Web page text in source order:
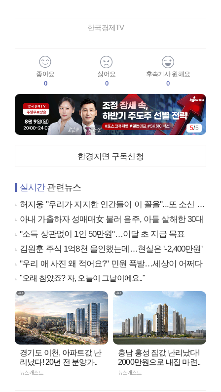
한국경제TV
좋아요
0
싫어요
0
후속기사 원해요
0
5/5
한경지면 구독신청
실시간관련뉴스
허지웅 "우리가 지지한 인간들이 이 꼴을"...또 소신 발언
아내 가출하자 성매매女 불러 음주, 아들 살해한 30대
"소득 상관없이 1인 50만원"…이달 초 지급 목표
김원훈 주식 1억8천 올인했는데…현실은 '-2,400만원'
"우리 애 사진 왜 적어요?" 민원 폭발…세상이 어쩌다
"오래 참았죠? 자, 오늘이 그날이에요.."
경기도 이천, 아파트값 난
리났다! 20년 전 분양가..
뉴스캐스트
충남 홍성 집값 난리났다!
2000만원으로 내집 마련..
뉴스캐스트